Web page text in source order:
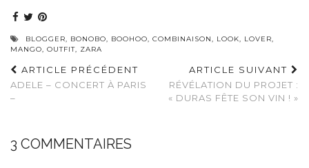
BLOGGER, BONOBO, BOOHOO, COMBINAISON, LOOK, LOVER,
MANGO, OUTFIT, ZARA
ARTICLE PRÉCÉDENT
ADELE – CONCERT À PARIS
–
ARTICLE SUIVANT
RÉVÉLATION DU PROJET :
« DURAS FÊTE SON VIN ! »
3 COMMENTAIRES